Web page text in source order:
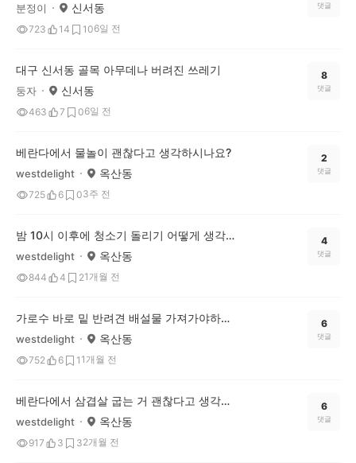
분정이 신서동
723 14 106일 전
댓글
대구 신서동 골목 아무데나 버려진 쓰레기
둥자 신서동
463 7 06일 전
8
댓글
베란다에서 물놀이 괜찮다고 생각하시나요?
westdelight 옥산동
725 6 03주 전
2
댓글
밤 10시 이후에 청소기 돌리기 어떻게 생각하세요?
westdelight 옥산동
844 4 21개월 전
4
댓글
가로수 바로 밑 반려견 배설물 가져가야하는 것 아닌가요?
westdelight 옥산동
752 6 1 1개월 전
6
댓글
베란다에서 삼겹살 굽는 거 괜찮다고 생각하시나요?
westdelight 옥산동
917 3 32개월 전
6
댓글